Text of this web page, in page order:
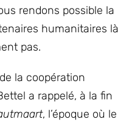
rendons possible la
humanitaires là
pas.
la coopération
a rappelé, à la fin
, l’époque où le